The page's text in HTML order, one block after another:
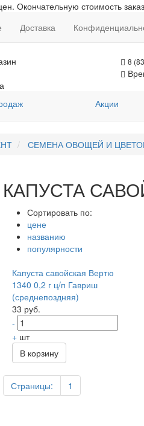
Окончательную стоимость
Доставка
8
Акции
СЕМЕНА ОВОЩЕЙ И
КАПУСТА
Сортировать по:
цене
названию
популярности
Капуста савойская Вертю
1340 0,2 г ц/п Гавриш
(среднепоздняя)
33 руб.
-
+ шт
В корзину
Страницы: 1